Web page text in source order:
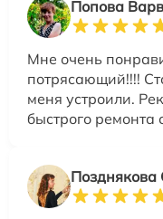
Попова
Мне очень
потрясающий!!!!
меня устроили.
быстрого ремонта
Позднякова